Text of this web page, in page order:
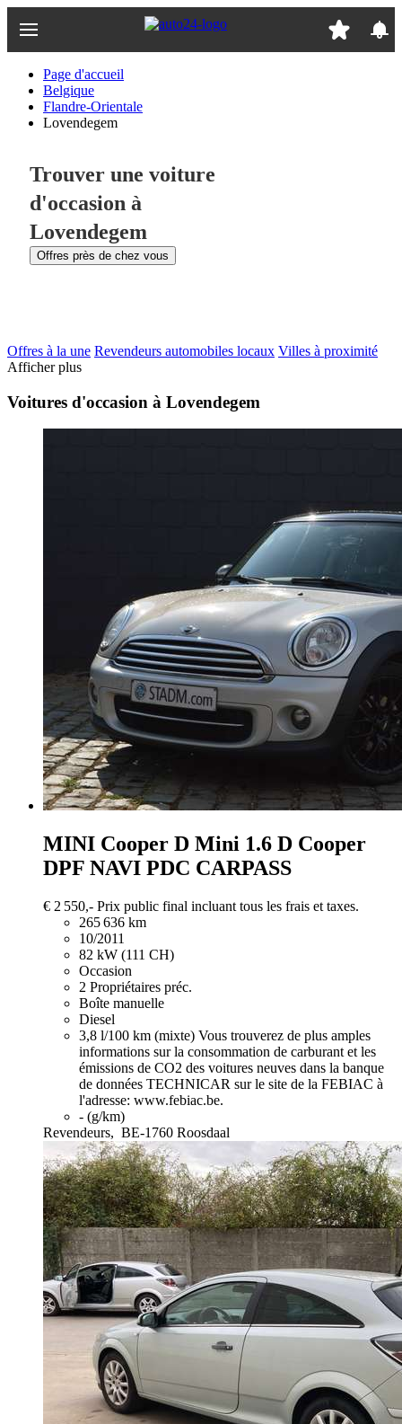
au
Page d'accueil
Belgique
Flandre-Orientale
Lovendegem
Trouver une voiture
d'occasion à
Lovendegem
Offres près de chez vous
Offres à la une Revendeurs automobiles locaux Villes à proximité
Afficher plus
Voitures d'occasion à Lovendegem
MINI Cooper D Mini 1.6 D Cooper
DPF NAVI PDC CARPASS
€ 2 550,- Prix public final incluant tous les frais et taxes.
265 636 km
10/2011
82 kW (111 CH)
Occasion
2 Propriétaires préc.
Boîte manuelle
Diesel
3,8 l/100 km (mixte) Vous trouverez de plus amples
informations sur la consommation de carburant et les
émissions de CO2 des voitures neuves dans la banque
de données TECHNICAR sur le site de la FEBIAC à
l'adresse: www.febiac.be.
- (g/km)
Revendeurs, BE-1760 Roosdaal